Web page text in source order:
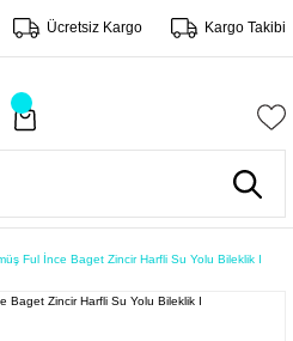
Ücretsiz Kargo Kargo Takibi
Ful İnce Baget Zincir Harfli Su Yolu Bileklik I